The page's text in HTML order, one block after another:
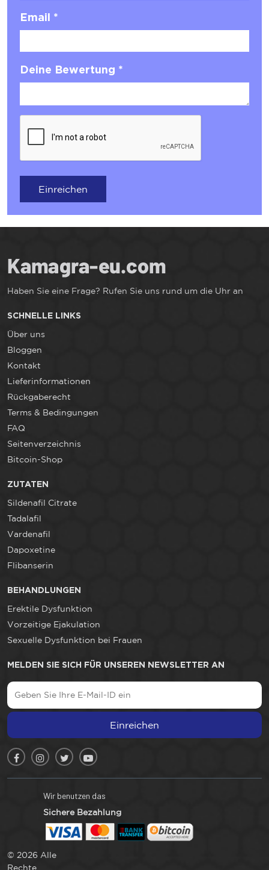
Email *
Deine Bewertung *
Einreichen
Haben Sie eine Frage? Rufen Sie uns rund um die Uhr an
SCHNELLE LINKS
Über uns
Bloggen
Kontakt
Lieferinformationen
Rückgaberecht
Terms & Bedingungen
FAQ
Seitenverzeichnis
Bitcoin-Shop
ZUTATEN
Sildenafil Citrate
Tadalafil
Vardenafil
Dapoxetine
Flibanserin
BEHANDLUNGEN
Erektile Dysfunktion
Vorzeitige Ejakulation
Sexuelle Dysfunktion bei Frauen
MELDEN SIE SICH FÜR UNSEREN NEWSLETTER AN
Einreichen
Wir benutzen das
Sichere Bezahlung
© 2026 Alle
Rechte